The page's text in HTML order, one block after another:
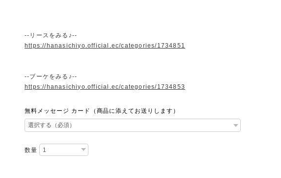
--リースをみる♪--
https://hanasichiyo.official.ec/categories/1734851
--ブーケをみる♪--
https://hanasichiyo.official.ec/categories/1734853
無料メッセージ カード（商品に添えてお送りします）
数量